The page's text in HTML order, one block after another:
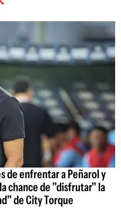
de enfrentar a Peñarol y
chance de "disfrutar" la
de City Torque